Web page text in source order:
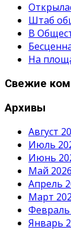
Штаб
В
На
Свежие
Архивы
Август
Июль
Июнь
Май 2026
Апрель
Март
Февраль
Январь